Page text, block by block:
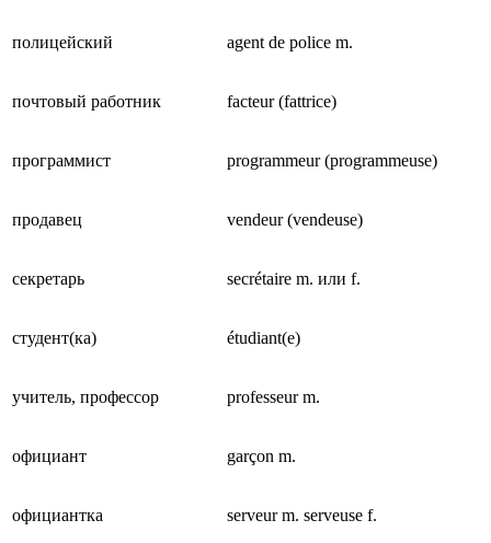
полицейский agent de police m.
почтовый работник facteur (fattrice)
программист programmeur (programmeuse)
продавец vendeur (vendeuse)
секретарь secrétaire m. или f.
студент(ка) étudiant(e)
учитель, профессор professeur m.
официант garçon m.
официантка serveur m. serveuse f.